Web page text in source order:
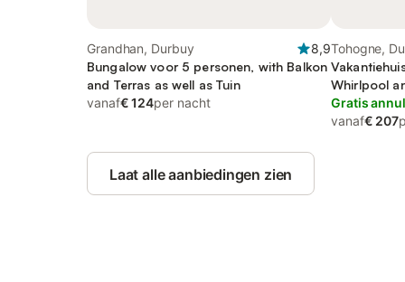
Grandhan, Durbuy
8,9
Bungalow voor 5 personen, with Balkon
and Terras as well as Tuin
vanaf€ 124per nacht
Tohogne,
Whirlpool
Sauna
Gratis
vanaf€ 207
Laat alle aanbiedingen zien